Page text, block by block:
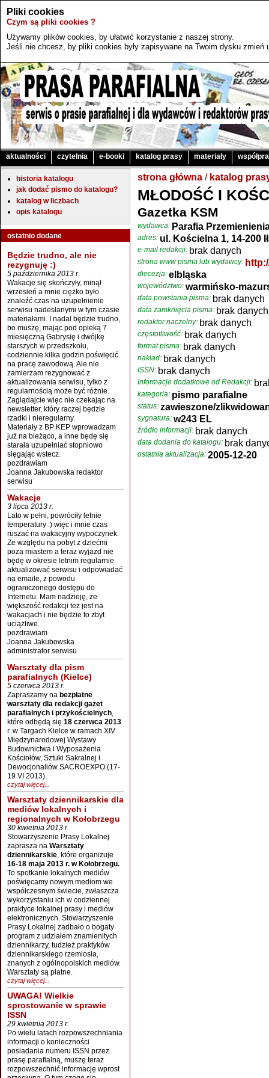
Pliki cookies
Czym są pliki cookies ?
Używamy plików cookies, by ułatwić korzystanie z naszej strony.
Jeśli nie chcesz, by pliki cookies były zapisywane na Twoim dysku zmień
aktualności czytelnia e-booki katalog prasy materiały
historia katalogu
jak dodać pismo do katalogu?
katalog w liczbach
opis katalogu
ostatnio dodane
Będzie trudno, ale nie
rezygnuję :)
5 października 2013 r.
Wakacje się skończyły, minął
wrzesień a mnie ciężko było
znaleźć czas na uzupełnienie
serwisu nadesłanymi w tym czasie
materiałami. I nadal będzie trudno,
bo muszę, mając pod opieką 7
miesięczną Gabrysię i dwójkę
starszych w przedszkolu,
codziennie kilka godzin poświęcić
na pracę zawodową. Ale nie
zamierzam rezygnować z
aktualizowania serwisu, tylko z
regularnością może być różnie.
Zaglądajcie więc nie czekając na
newsletter, który raczej będzie
rzadki i nieregularny.
Materiały z BP KEP wprowadzam
już na bieżąco, a inne będę się
starała uzupełniać stopniowo
sięgając wstecz.
pozdrawiam
Joanna Jakubowska redaktor
serwisu
Wakacje
3 lipca 2013 r.
Lato w pełni, powróciły letnie
temperatury :) więc i mnie czas
ruszać na wakacyjny wypoczynek.
Ze względu na pobyt z dziećmi
poza miastem a teraz wyjazd nie
będę w okresie letnim regularnie
aktualizować serwisu i odpowiadać
na emaile, z powodu
ograniczonego dostępu do
Internetu. Mam nadzieję, że
większość redakcji też jest na
wakacjach i nie będzie to zbyt
uciążliwe.
pozdrawiam
Joanna Jakubowska
administrator serwisu
Warsztaty dla pism
parafialnych (Kielce)
5 czerwca 2013 r.
Zapraszamy na bezpłatne
warsztaty dla redakcji gazet
parafialnych i przykościelnych,
które odbędą się 18 czerwca 2013
r. w Targach Kielce w ramach XIV
Międzynarodowej Wystawy
Budownictwa i Wyposażenia
Kościołów, Sztuki Sakralnej i
Dewocjonaliów SACROEXPO (17-
19 VI 2013).
czytaj więcej...
Warsztaty dziennikarskie dla
mediów lokalnych i
regionalnych w Kołobrzegu
30 kwietnia 2013 r.
Stowarzyszenie Prasy Lokalnej
zaprasza na Warsztaty
dziennikarskie, które organizuje
16-18 maja 2013 r. w Kołobrzegu.
To spotkanie lokalnych mediów
poświęcamy nowym mediom we
współczesnym świecie, zwłaszcza
wykorzystaniu ich w codziennej
praktyce lokalnej prasy i mediów
elektronicznych. Stowarzyszenie
Prasy Lokalnej zadbało o bogaty
program z udziałem znamienitych
dziennikarzy, tudzież praktyków
dziennikarskiego rzemiosła,
znanych z ogólnopolskich mediów.
Warsztaty są płatne.
czytaj więcej...
UWAGA! Wielkie
sprostowanie w sprawie
ISSN
29 kwietnia 2013 r.
Po wielu latach rozpowszechniania
informacji o konieczności
posiadania numeru ISSN przez
prasę parafialną, muszę teraz
rozpowszechnić informację wprost
strona główna / katalog
MŁODOŚĆ I
Gazetka KSM
wydawca: Parafia
adres: ul. Kościelna 1, 14-200
e-mail redakcji: brak danych
strona www pisma lub wydawcy:
diecezja: elbląska
województwo: warmińsko-
data powstania pisma: brak danych
data zamknięcia pisma: brak danych
redaktor naczelny: brak danych
częstotliwość: brak danych
format pisma: brak danych
nakład: brak danych
ISSN: brak danych
Informacje dodatkowe od Redakcji:
kategoria: pismo parafialne
status: zawieszone/
sygnatura: w243 EL
źródło informacji: brak danych
data dodania do katalogu: brak
ostatnia aktualizacja: 2005-12-20